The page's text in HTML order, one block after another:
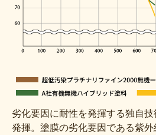
劣化要因に耐性を発揮する独自
発揮。塗膜の劣化要因である紫